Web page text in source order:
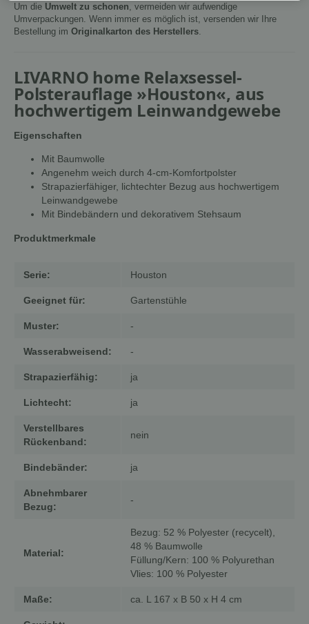
Um die Umwelt zu schonen, vermeiden wir aufwendige
Umverpackungen. Wenn immer es möglich ist, versenden wir Ihre
Bestellung im Originalkarton des Herstellers.
LIVARNO home Relaxsessel-
Polsterauflage »Houston«, aus
hochwertigem Leinwandgewebe
Eigenschaften
Mit Baumwolle
Angenehm weich durch 4-cm-Komfortpolster
Strapazierfähiger, lichtechter Bezug aus hochwertigem
Leinwandgewebe
Mit Bindebändern und dekorativem Stehsaum
Produktmerkmale
Serie: Houston
Geeignet für: Gartenstühle
Muster: -
Wasserabweisend: -
Strapazierfähig: ja
Lichtecht: ja
Verstellbares
Rückenband:
nein
Bindebänder: ja
Abnehmbarer
Bezug:
-
Material:
Bezug: 52 % Polyester (recycelt),
48 % Baumwolle
Füllung/Kern: 100 % Polyurethan
Vlies: 100 % Polyester
Maße: ca. L 167 x B 50 x H 4 cm